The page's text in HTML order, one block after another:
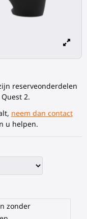
reserveonderdelen
2.
neem dan contact
u helpen.
zonder